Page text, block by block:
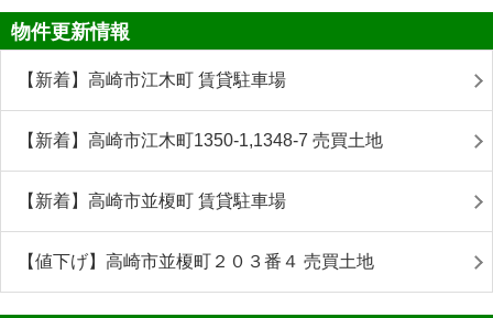
物件更新情報
【新着】高崎市江木町 賃貸駐車場
【新着】高崎市江木町1350-1,1348-7 売買土地
【新着】高崎市並榎町 賃貸駐車場
【値下げ】高崎市並榎町２０３番４ 売買土地